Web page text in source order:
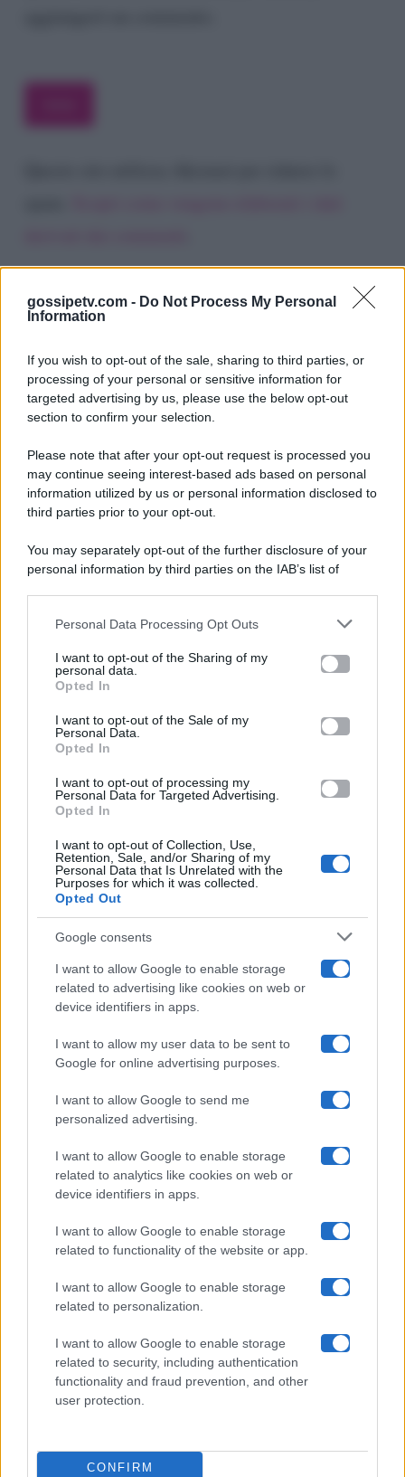
gossipetv.com - Do Not Process My Personal
Information
If you wish to opt-out of the sale, sharing to third parties, or
processing of your personal or sensitive information for
targeted advertising by us, please use the below opt-out
section to confirm your selection.
Please note that after your opt-out request is processed you
may continue seeing interest-based ads based on personal
information utilized by us or personal information disclosed to
third parties prior to your opt-out.
You may separately opt-out of the further disclosure of your
personal information by third parties on the IAB’s list of
This information may also be disclosed by us to third parties
disclose it to other third parties.
Please note that this website/app uses one or more Google
services and may gather and store information including but
not limited to your visit or usage behaviour. You may click to
grant or deny consent to Google and its third-party tags to
consent section.
Personal Data Processing Opt Outs
I want to opt-out of the Sharing of my
personal data.
Opted In
I want to opt-out of the Sale of my
Personal Data.
Opted In
I want to opt-out of processing my
Personal Data for Targeted Advertising.
Opted In
I want to opt-out of Collection, Use,
Retention, Sale, and/or Sharing of my
Personal Data that Is Unrelated with the
Purposes for which it was collected.
Opted Out
Google consents
I want to allow Google to enable storage
related to advertising like cookies on web or
device identifiers in apps.
I want to allow my user data to be sent to
Google for online advertising purposes.
I want to allow Google to send me
personalized advertising.
I want to allow Google to enable storage
related to analytics like cookies on web or
device identifiers in apps.
I want to allow Google to enable storage
related to functionality of the website or app.
I want to allow Google to enable storage
related to personalization.
I want to allow Google to enable storage
related to security, including authentication
functionality and fraud prevention, and other
user protection.
CONFIRM
Gossip e TV è un sito di MASTE S.r.l.
viale Luigi Majno n. 21 - 20129 Milano (MI)
P.Iva 10909580960
Categorie
Gossip
Televisione
Programmi TV
Amici
Ballando Con Le Stelle
Grande Fratello
Isola Dei Famosi
Uomini E Donne
Maste S.r.l.
Chi siamo
Collabora con noi
Contatti
Privacy Policy
Cookie Policy
Preferenze Privacy- Riproduzione riservata - Photo
Credits: Le immagini presenti in questo sito sono di